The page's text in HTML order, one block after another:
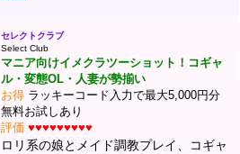
セレクトクラブ
Select Club
マニア向けイメクラツーショット！コギャ
ル・変態OL・人妻が勢揃い
お得 ラッキーコード入力で最大5,000円分
無料お試しあり
評価 ♥♥♥♥♥♥♥♥♥
ロリ系の娘とメイド調教プレイ、コギャ